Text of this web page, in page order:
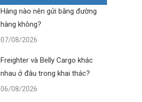
Hàng nào nên gửi bằng đường
hàng không?
07/08/2026
Freighter và Belly Cargo khác
nhau ở đâu trong khai thác?
06/08/2026